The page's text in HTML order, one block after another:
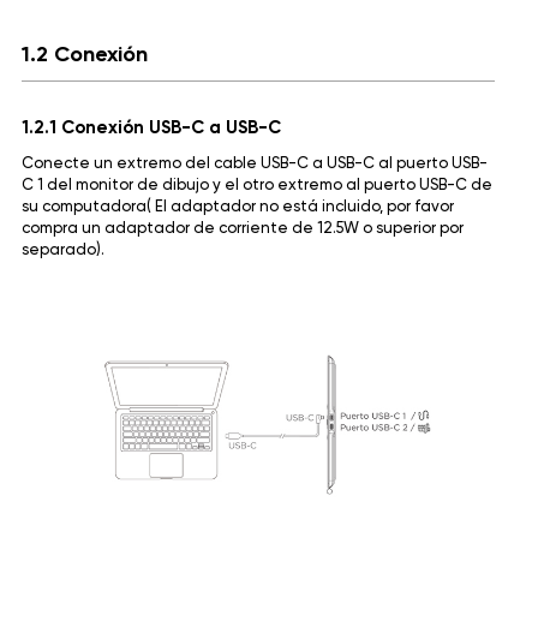
1.2 Conexión
1.2.1 Conexión USB-C a USB-C
Conecte un extremo del cable USB-C a USB-C al puerto USB-
C 1 del monitor de dibujo y el otro extremo al puerto USB-C de
su computadora( El adaptador no está incluido, por favor
compra un adaptador de corriente de 12.5W o superior por
separado).